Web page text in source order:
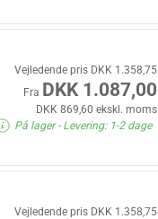
Vejledende pris DKK 1.358,75
Fra DKK 1.087,00
DKK 869,60 ekskl. moms
På lager- Levering: 1-2 dage
Vejledende pris DKK 1.358,75